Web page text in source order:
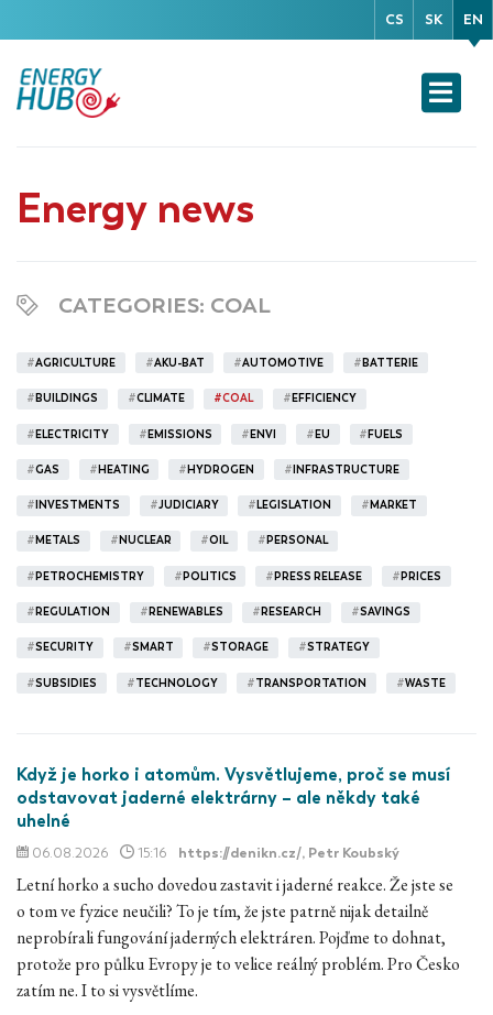
CS SK EN
Energy news
CATEGORIES: COAL
#AGRICULTURE #AKU-BAT #AUTOMOTIVE # BATTERIE
# BUILDINGS #CLIMATE #COAL # EFFICIENCY
# ELECTRICITY # EMISSIONS # ENVI # EU # FUELS
#GAS # HEATING # HYDROGEN # INFRASTRUCTURE
# INVESTMENTS #JUDICIARY # LEGISLATION # MARKET
#METALS #NUCLEAR #OIL #PERSONAL
# PETROCHEMISTRY # POLITICS # PRESS RELEASE # PRICES
# REGULATION # RENEWABLES # RESEARCH #SAVINGS
#SECURITY #SMART #STORAGE #STRATEGY
#SUBSIDIES #TECHNOLOGY #TRANSPORTATION #WASTE
Když je horko i atomům. Vysvětlujeme, proč se musí
odstavovat jaderné elektrárny – ale někdy také
uhelné
06.08.2026 15:16 https://denikn.cz/, Petr Koubský
Letní horko a sucho dovedou zastavit i jaderné reakce. Že jste se
o tom ve fyzice neučili? To je tím, že jste patrně nijak detailně
neprobírali fungování jaderných elektráren. Pojďme to dohnat,
protože pro půlku Evropy je to velice reálný problém. Pro Česko
zatím ne. I to si vysvětlíme.